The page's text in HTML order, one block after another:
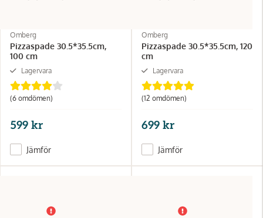
Omberg
Pizzaspade 30.5*35.5cm,
100 cm
Lagervara
(6 omdömen)
599 kr
Jämför
Omberg
Pizzaspade 30.5*35.5cm, 120
cm
Lagervara
(12 omdömen)
699 kr
Jämför